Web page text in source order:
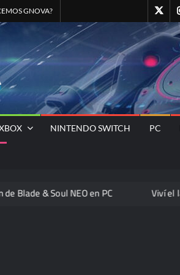
GNOVA?
GNOVA
– El
Universo
Nos Une
GNOVA
Magazine
Sitio
NINTENDO SWITCH PC
& Soul NEO en PC Viví el